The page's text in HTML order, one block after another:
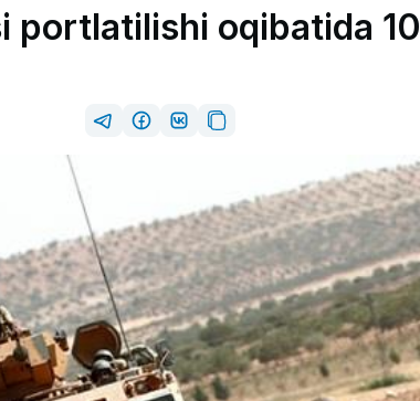
portlatilishi oqibatida 10